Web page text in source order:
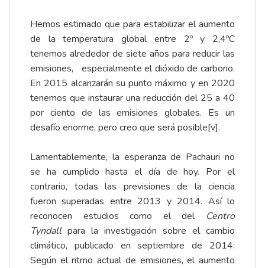
Hemos estimado que para estabilizar el aumento
de la temperatura global entre 2º y 2,4ºC
tenemos alrededor de siete años para reducir las
emisiones, especialmente el dióxido de carbono.
En 2015 alcanzarán su punto máximo y en 2020
tenemos que instaurar una reducción del 25 a 40
por ciento de las emisiones globales. Es un
desafío enorme, pero creo que será posible[v].
Lamentablemente, la esperanza de Pachauri no
se ha cumplido hasta el día de hoy. Por el
contrario, todas las previsiones de la ciencia
fueron superadas entre 2013 y 2014. Así lo
reconocen estudios como el del Centro
Tyndall para la investigación sobre el cambio
climático, publicado en septiembre de 2014:
Según el ritmo actual de emisiones, el aumento